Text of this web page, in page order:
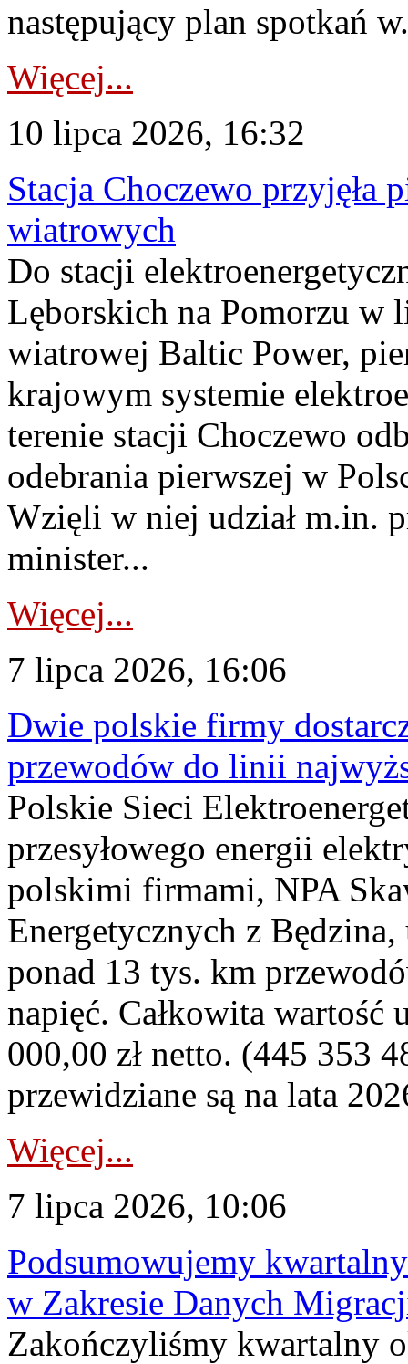
następujący plan spotkań
Więcej...
10 lipca 2026, 16:32
Stacja Choczewo przyjęła
wiatrowych
Do stacji
Lęborskich na Pomorzu w
wiatrowej Baltic Power,
krajowym systemie
terenie stacji Choczewo
odebrania pierwszej w
Wzięli w niej udział m.in.
minister...
Więcej...
7 lipca 2026, 16:06
Dwie polskie firmy
przewodów do linii
Polskie Sieci
przesyłowego energii
polskimi firmami, NPA
Energetycznych z
ponad 13 tys. km
napięć. Całkowita
000,00 zł netto. (445 353
przewidziane są na lata
Więcej...
7 lipca 2026, 10:06
Podsumowujemy
w Zakresie Danych
Zakończyliśmy kwartalny